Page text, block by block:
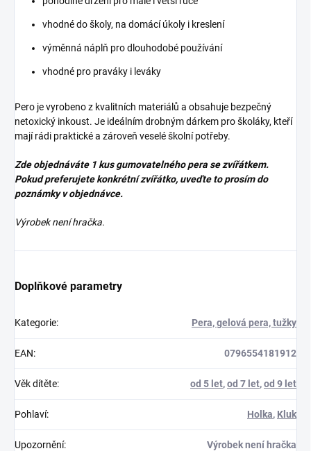
vhodné do školy, na domácí úkoly i kreslení
výměnná náplň pro dlouhodobé používání
vhodné pro praváky i leváky
Pero je vyrobeno z kvalitních materiálů a obsahuje bezpečný
netoxický inkoust. Je ideálním drobným dárkem pro školáky, kteří
mají rádi praktické a zároveň veselé školní potřeby.
Zde objednáváte 1 kus gumovatelného pera se zvířátkem.
Pokud preferujete konkrétní zvířátko, uveďte to prosím do
poznámky v objednávce.
Výrobek není hračka.
Doplňkové parametry
Kategorie: Pera, gelová pera, tužky
EAN: 0796554181912
Věk dítěte: od 5 let,od 7 let,od 9 let
Pohlaví: Holka, Kluk
Upozornění: Výrobek není hračka